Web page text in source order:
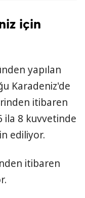
için
yapılan
Karadeniz'de
itibaren
ila 8 kuvvetinde
ediliyor.
itibaren